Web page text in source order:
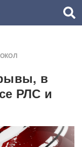
в
РЛС и